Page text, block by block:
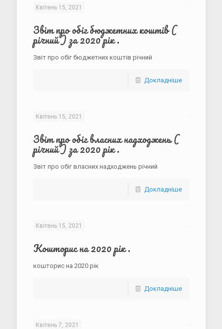
Квітень 15, 2021
Звіт про обіг бюджетних коштів (
річний ) за 2020 рік .
Звіт про обіг бюджетних коштів річний
Докладніше
Квітень 15, 2021
Звіт про обіг власних надходжень (
річний ) за 2020 рік .
Звіт про обіг власних надходжень річний
Докладніше
Квітень 15, 2021
Кошторис на 2020 рік .
кошторис на 2020 рік
Докладніше
Квітень 7, 2021